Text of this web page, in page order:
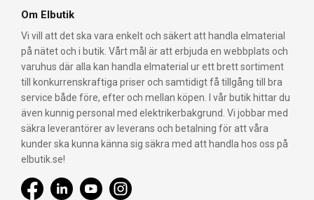
Om Elbutik
Vi vill att det ska vara enkelt och säkert att handla elmaterial
på nätet och i butik. Vårt mål är att erbjuda en webbplats och
varuhus där alla kan handla elmaterial ur ett brett sortiment
till konkurrenskraftiga priser och samtidigt få tillgång till bra
service både före, efter och mellan köpen. I vår butik hittar du
även kunnig personal med elektrikerbakgrund. Vi jobbar med
säkra leverantörer av leverans och betalning för att våra
kunder ska kunna känna sig säkra med att handla hos oss på
elbutik.se!